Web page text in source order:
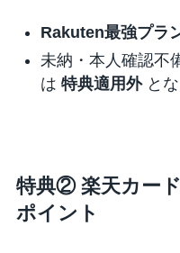
Rakuten最強プラ
未納・本人確認不
は 特典適用外とな
特典② 楽天カー
ポイント